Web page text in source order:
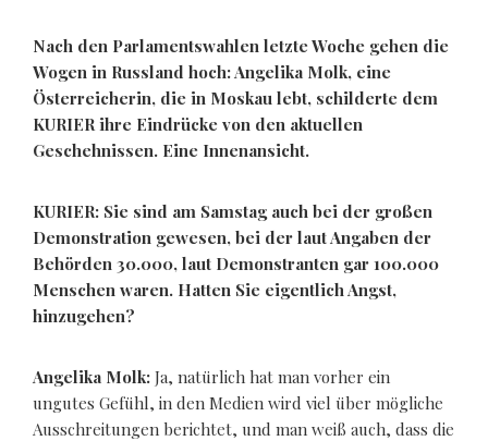
Nach den Parlamentswahlen letzte Woche gehen die
Wogen in Russland hoch: Angelika Molk, eine
Österreicherin, die in Moskau lebt, schilderte dem
KURIER ihre Eindrücke von den aktuellen
Geschehnissen. Eine Innenansicht.
KURIER: Sie sind am Samstag auch bei der großen
Demonstration gewesen, bei der laut Angaben der
Behörden 30.000, laut Demonstranten gar 100.000
Menschen waren. Hatten Sie eigentlich Angst,
hinzugehen?
Angelika Molk: Ja, natürlich hat man vorher ein
ungutes Gefühl, in den Medien wird viel über mögliche
Ausschreitungen berichtet, und man weiß auch, dass die